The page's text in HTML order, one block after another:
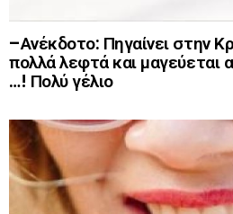
–Ανέκδοτο: Πηγαίνει στην
πολλά λεφτά και μαγεύεται
…! Πολύ γέλιο